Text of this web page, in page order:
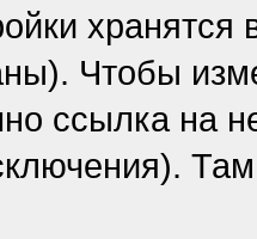
Чтобы
ссылка на